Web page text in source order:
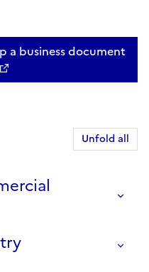
a business document
Unfold all